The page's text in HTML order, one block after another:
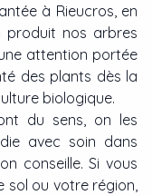
à Rieucros, en
produit nos arbres
attention portée
des plants dès la
biologique.
du sens, on les
avec soin dans
conseille. Si vous
sol ou votre région,